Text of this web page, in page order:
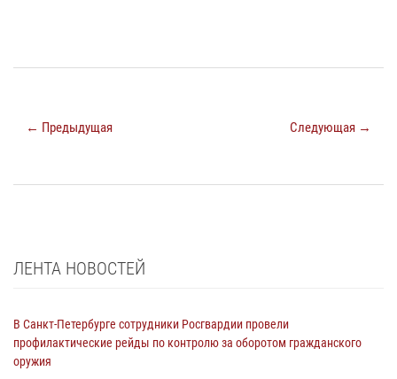
← Предыдущая Следующая →
ЛЕНТА НОВОСТЕЙ
В Санкт-Петербурге сотрудники Росгвардии провели
профилактические рейды по контролю за оборотом гражданского
оружия